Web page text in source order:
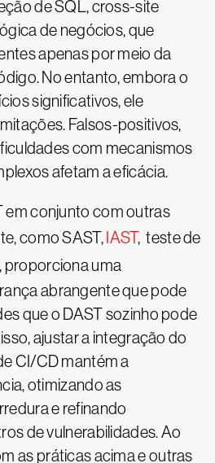
de SQL, cross-site
de negócios, que
apenas por meio da
No entanto, embora o
significativos, ele
Falsos-positivos,
com mecanismos
afetam a eficácia.
em conjunto com outras
como SAST, IAST, teste de
, proporciona uma
abrangente que pode
que o DAST sozinho pode
ajustar a integração do
CI/CD mantém a
otimizando as
e refinando
de vulnerabilidades. Ao
as práticas acima e outras